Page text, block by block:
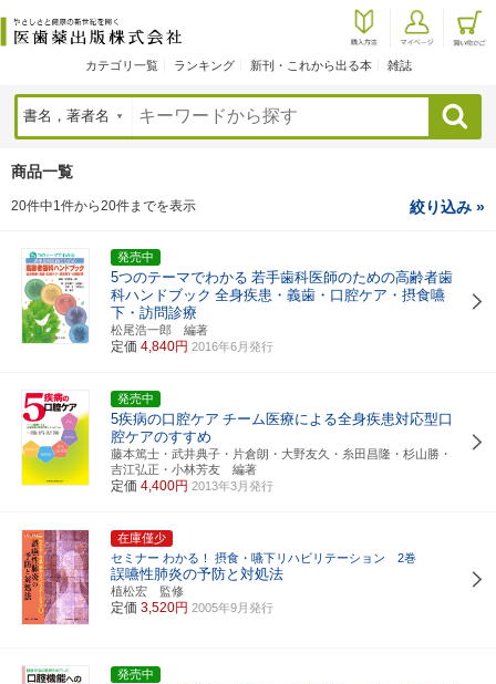
カテゴリ一覧 ランキング 新刊・これから出る本 雑誌
検索
商品一覧
20件中1件から20件までを表示 絞り込み »
発売中
5つのテーマでわかる 若手歯科医師のための高齢者歯
科ハンドブック 全身疾患・義歯・口腔ケア・摂食嚥
下・訪問診療
松尾浩一郎 編著
定価 4,840円 2016年6月発行
発売中
5疾病の口腔ケア チーム医療による全身疾患対応型口
腔ケアのすすめ
藤本篤士・武井典子・片倉朗・大野友久・糸田昌隆・杉山勝・
吉江弘正・小林芳友 編著
定価 4,400円 2013年3月発行
在庫僅少
セミナー わかる！ 摂食・嚥下リハビリテーション 2巻
誤嚥性肺炎の予防と対処法
植松宏 監修
定価 3,520円 2005年9月発行
発売中